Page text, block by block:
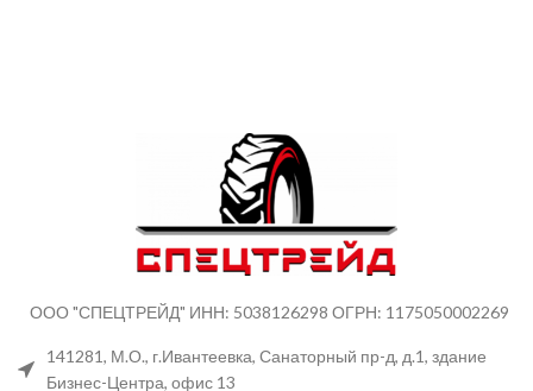
ООО "СПЕЦТРЕЙД" ИНН: 5038126298 ОГРН: 1175050002269
141281, М.О., г.Ивантеевка, Санаторный пр-д, д.1, здание
Бизнес-Центра, офис 13